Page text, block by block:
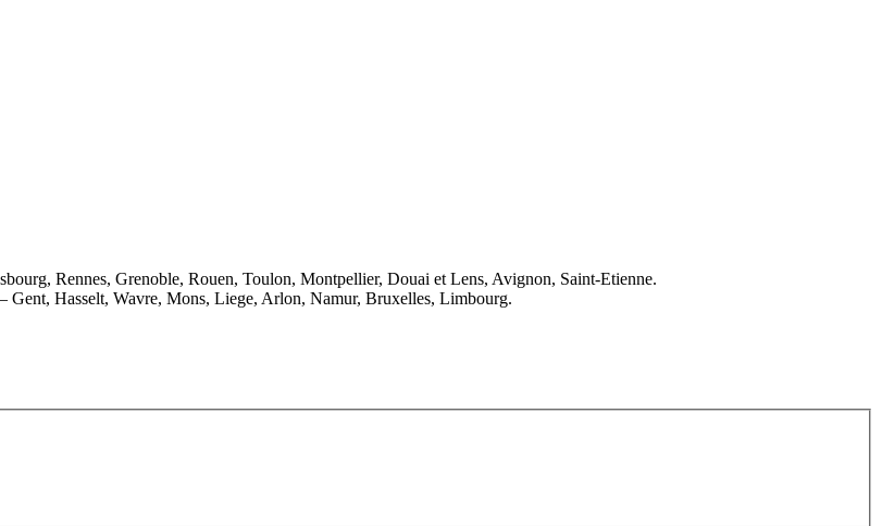
Rennes, Grenoble, Rouen, Toulon, Montpellier, Douai et Lens, Avignon, Saint-Etienne.
Hasselt, Wavre, Mons, Liege, Arlon, Namur, Bruxelles, Limbourg.